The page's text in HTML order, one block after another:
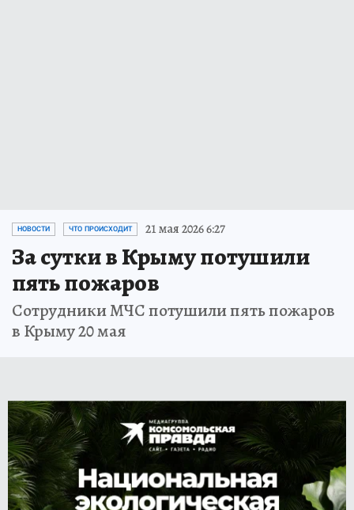
НОВОСТИ ЧТО ПРОИСХОДИТ 21 мая 2026 6:27
За сутки в Крыму потушили
пять пожаров
Сотрудники МЧС потушили пять пожаров
в Крыму 20 мая